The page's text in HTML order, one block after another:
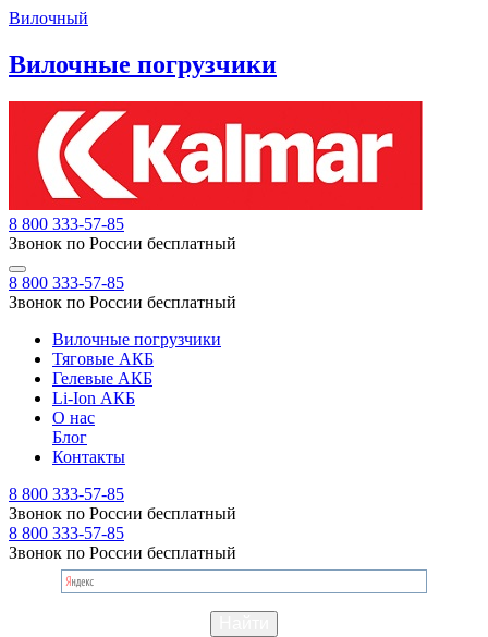
Вилочный
Вилочные погрузчики
8 800 333-57-85
Звонок по России бесплатный
8 800 333-57-85
Звонок по России бесплатный
Вилочные погрузчики
Тяговые АКБ
Гелевые АКБ
Li-Ion АКБ
О нас
Блог
Контакты
8 800 333-57-85
Звонок по России бесплатный
8 800 333-57-85
Звонок по России бесплатный